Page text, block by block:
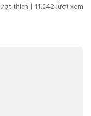
lượt thích | 11.242 lượt xem